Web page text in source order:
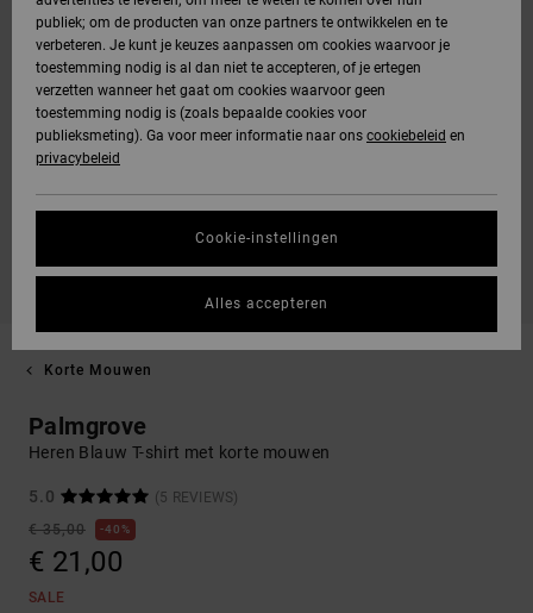
Korte Mouwen
Palmgrove
Heren Blauw T-shirt met korte mouwen
5.0
(5 REVIEWS)
€ 35,00
40%
€ 21,00
SALE
publiek; om de producten van onze partners te ontwikkelen en te
verbeteren. Je kunt je keuzes aanpassen om cookies waarvoor je
toestemming nodig is al dan niet te accepteren, of je ertegen
verzetten wanneer het gaat om cookies waarvoor geen
toestemming nodig is (zoals bepaalde cookies voor
publieksmeting). Ga voor meer informatie naar ons cookiebeleid en
privacybeleid
Cookie-instellingen
Alles accepteren